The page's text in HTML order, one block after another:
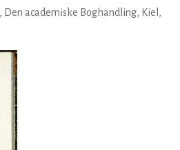
, Den academiske Boghandling, Kiel,